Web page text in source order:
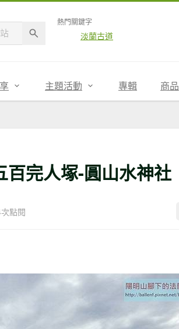
熱門關鍵字
淡蘭古道
主題活動 專輯 商品
百完人塚-圓山水神社
點閱